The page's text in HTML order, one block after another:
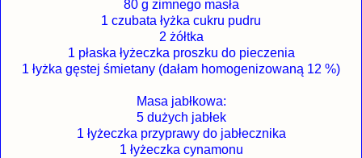
80 g zimnego masła
1 czubata łyżka cukru pudru
2 żółtka
1 płaska łyżeczka proszku do pieczenia
1 łyżka gęstej śmietany (dałam homogenizowaną 12 %)
Masa jabłkowa:
5 dużych jabłek
1 łyżeczka przyprawy do jabłecznika
1 łyżeczka cynamonu